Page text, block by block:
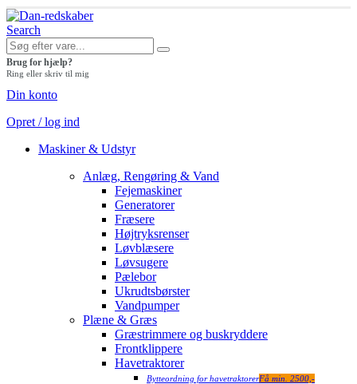
Search
Brug for hjælp?
Ring eller skriv til mig
Din konto
Opret / log ind
Maskiner & Udstyr
Anlæg, Rengøring & Vand
Fejemaskiner
Generatorer
Fræsere
Højtryksrenser
Løvblæsere
Løvsugere
Pælebor
Ukrudtsbørster
Vandpumper
Plæne & Græs
Græstrimmere og buskryddere
Frontklippere
Havetraktorer
Bytteordning for havetraktorerFå min. 2500,-